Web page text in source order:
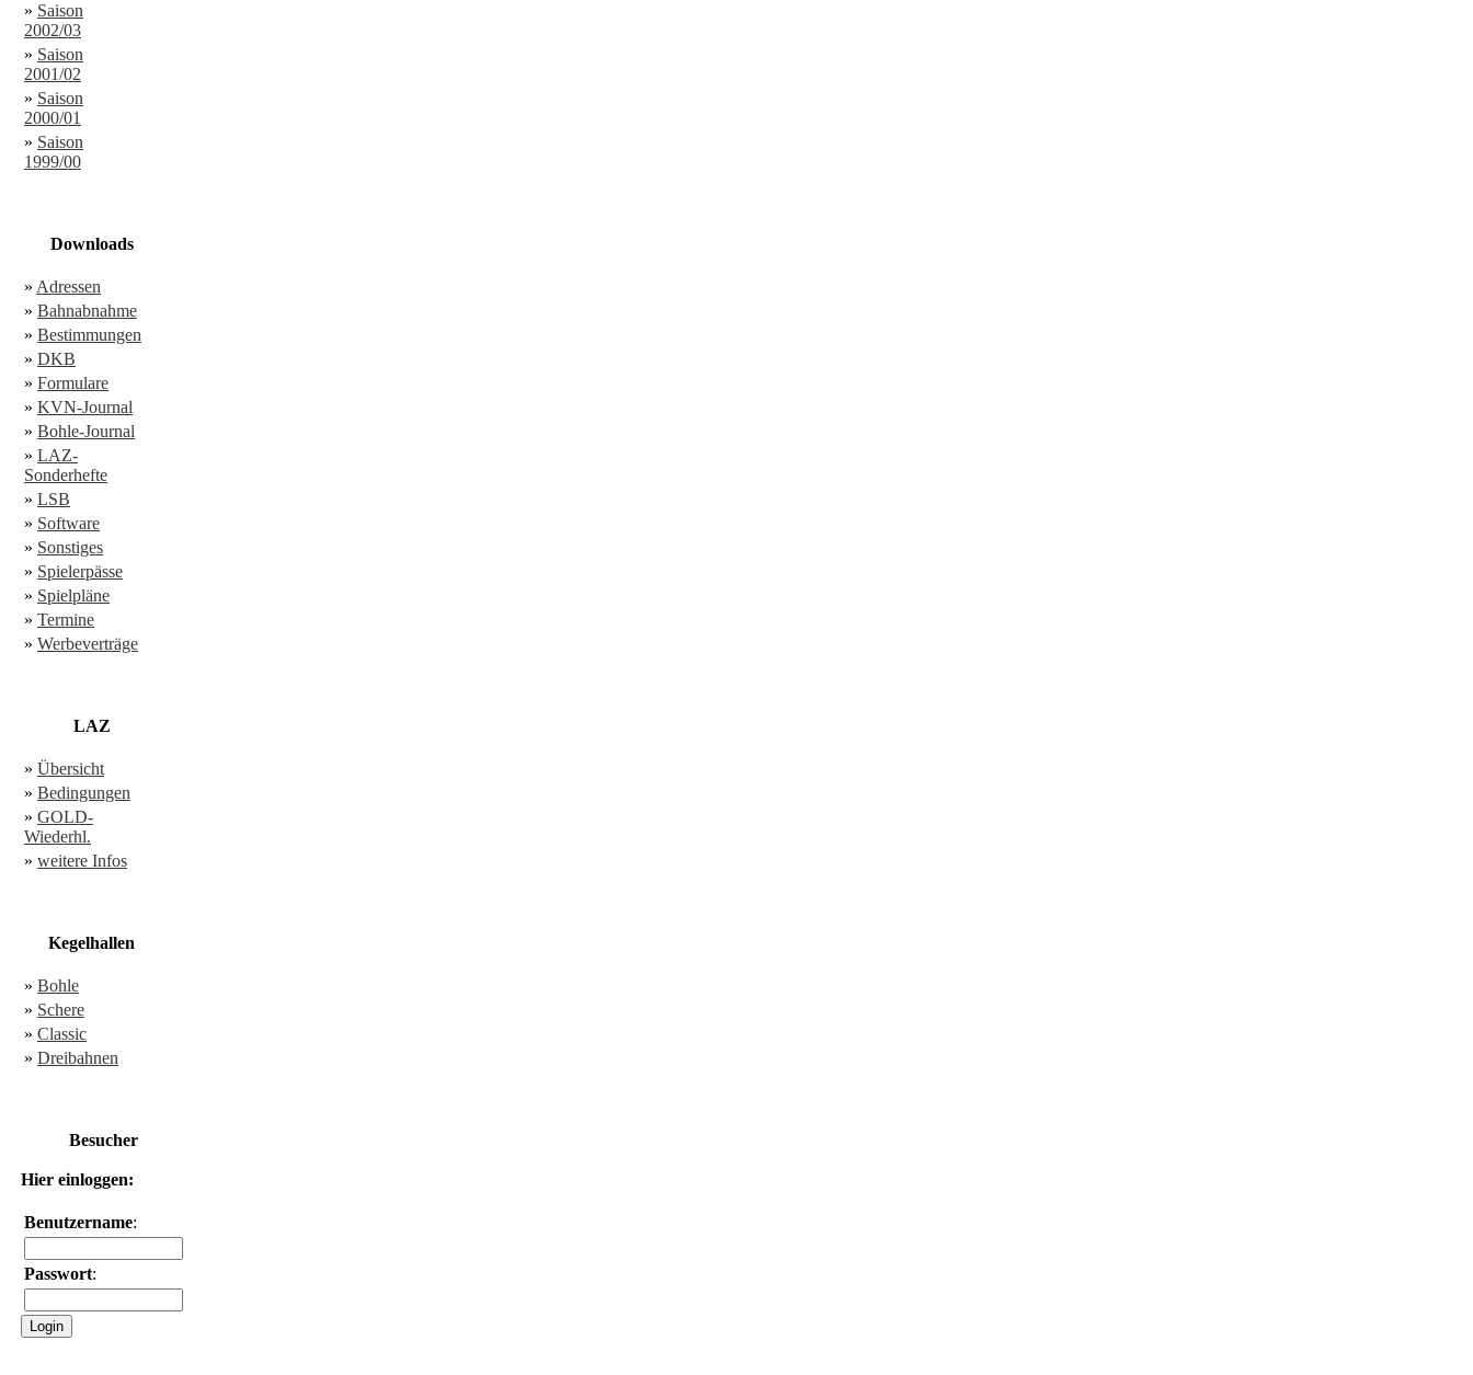
» Saison
2002/03
» Saison
2001/02
» Saison
2000/01
» Saison
1999/00
Downloads
» Adressen
» Bahnabnahme
» Bestimmungen
» DKB
» Formulare
» KVN-Journal
» Bohle-Journal
» LAZ-
Sonderhefte
» LSB
» Software
» Sonstiges
» Spielerpässe
» Spielpläne
» Termine
» Werbeverträge
LAZ
» Übersicht
» Bedingungen
» GOLD-
Wiederhl.
» weitere Infos
Kegelhallen
» Bohle
» Schere
» Classic
» Dreibahnen
Besucher
Hier einloggen:
Benutzername:
Passwort: